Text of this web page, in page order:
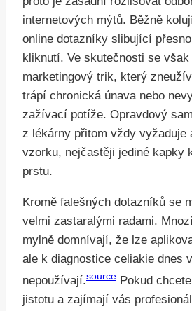
internetových mýtů. Běžně
online dotazníky slibující
kliknutí. Ve skutečnosti se však
marketingový trik, který
trápí chronická únava nebo
zažívací potíže. Opravdový
z lékárny přitom vždy vyžaduje
vzorku, nejčastěji jediné kapky
prstu.
Kromě falešných dotazníků se
velmi zastaralými radami.
mylně domnívají, že lze
ale k diagnostice celiakie dnes
nepoužívají.source Pokud
jistotu a zajímají vás